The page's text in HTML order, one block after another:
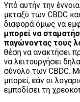
Υπό αυτήν την
μεταξύ των CBDC
διαφορά όμως να
μπορεί να
παγώνοντας τους
θέση να ανακτήσει
να λειτουργήσει
σύνολο των CBDC.
μπορεί, εάν οι
εμποδίσει τη